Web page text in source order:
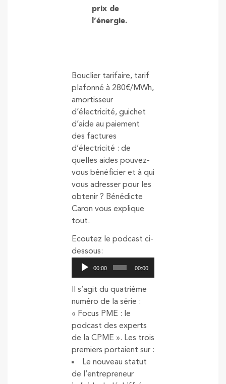
prix de
l’énergie.
Bouclier tarifaire, tarif
plafonné à 280€/MWh,
amortisseur
d’électricité, guichet
d’aide au paiement
des factures
d’électricité : de
quelles aides pouvez-
vous bénéficier et à qui
vous adresser pour les
obtenir ? Bénédicte
Caron vous explique
tout.
Ecoutez le podcast ci-
dessous:
Lecteur
00:00 00:00
Il s’agit du quatrième
numéro de la série :
« Focus PME : le
podcast des experts
de la CPME ». Les trois
premiers portaient sur :
Le nouveau statut
de l’entrepreneur